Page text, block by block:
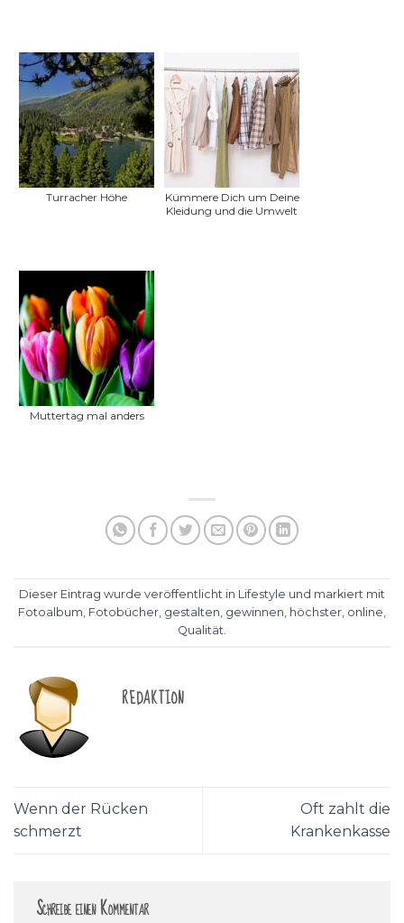
Turracher Höhe
Kümmere Dich um Deine
Kleidung und die Umwelt
Muttertag mal anders
Dieser Eintrag wurde veröffentlicht in Lifestyle und markiert mit
Fotoalbum Fotobücher gestalten gewinnen höchster online
Qualität
REDAKTION
Wenn der Rücken
schmerzt
Oft zahlt die
Krankenkasse
Schreibe einen Kommentar